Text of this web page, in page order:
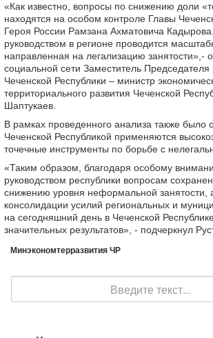
«Как известно, вопросы по снижению доли
находятся на особом контроле Главы
Героя России Рамзана Ахматовича
руководством в регионе проводится
направленная на легализацию занятости»,-
социальной сети Заместитель Председателя
Чеченской Республики – министр
территориального развития Чеченской
Шаптукаев.
В рамках проведенного анализа также было
Чеченской Республикой применяются
точечные инструменты по борьбе с
«Таким образом, благодаря особому
руководством республики вопросам
снижению уровня неформальной занятости,
консолидации усилий региональных и
на сегодняшний день в Чеченской
значительных результатов», - подчеркнул
Минэкономтерразвития ЧР